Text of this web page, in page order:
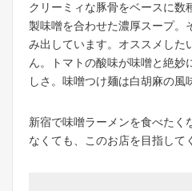
クリーミィな豚骨をベースに数
製味噌を合わせた濃厚スープ。
み出しています。オススメした
ん。トマトの酸味が味噌と絶妙
しさ。味噌つけ麺は白胡麻の風
新宿で味噌ラーメンを食べたく
なくても、このお店を目指して